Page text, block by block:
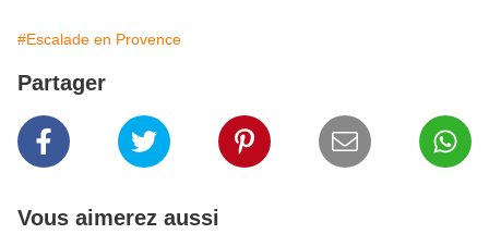
#Escalade en Provence
Partager
Vous aimerez aussi